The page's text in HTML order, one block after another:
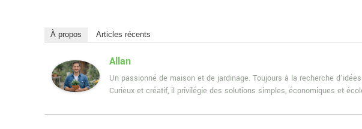
À propos Articles récents
Allan
Un passionné de maison et de jardinage. Toujours à la recherche
Curieux et créatif, il privilégie des solutions simples, économiques et